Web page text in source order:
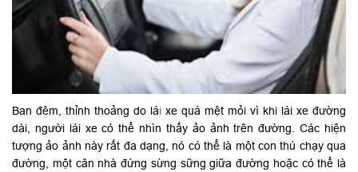
Ban đêm, thỉnh thoảng do lái xe quá mệt mỏi vì khi lái xe đường
dài, người lái xe có thể nhìn thấy ảo ảnh trên đường. Các hiện
tượng ảo ảnh này rất đa dạng, nó có thể là một con thú chạy qua
đường, một căn nhà đứng sừng sững giữa đường hoặc có thể là